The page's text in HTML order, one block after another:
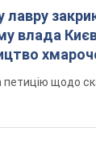
лавру
влада
петицію щодо